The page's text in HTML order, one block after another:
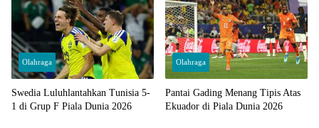
Olahraga
Swedia Luluhlantahkan Tunisia 5-
1 di Grup F Piala Dunia 2026
Olahraga
Pantai Gading Menang Tipis Atas
Ekuador di Piala Dunia 2026